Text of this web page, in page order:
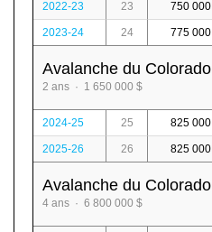
2022-23 23 750 000
2023-24 24 775 000
Avalanche du Colorado
2 ans · 1 650 000 $
2024-25 25 825 000
2025-26 26 825 000
Avalanche du Colorado
4 ans · 6 800 000 $